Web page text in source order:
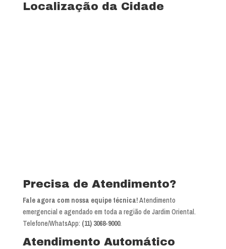
Localização da Cidade
Precisa de Atendimento?
Fale agora com nossa equipe técnica!Atendimento
emergencial e agendado em toda a região de Jardim Oriental.
Telefone/WhatsApp: (11) 3068-9000.
Atendimento Automático